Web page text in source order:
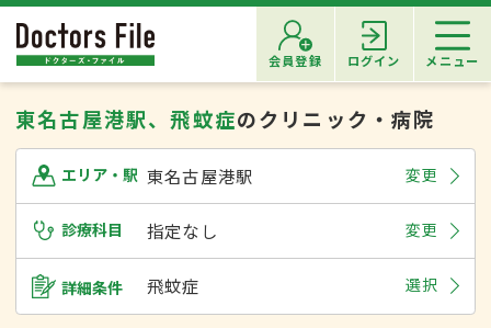
会員登録 ログイン メニュー
東名古屋港駅、飛蚊症のクリニック・病院
エリア・駅 東名古屋港駅 変更
診療科目 指定なし 変更
詳細条件 飛蚊症 選択